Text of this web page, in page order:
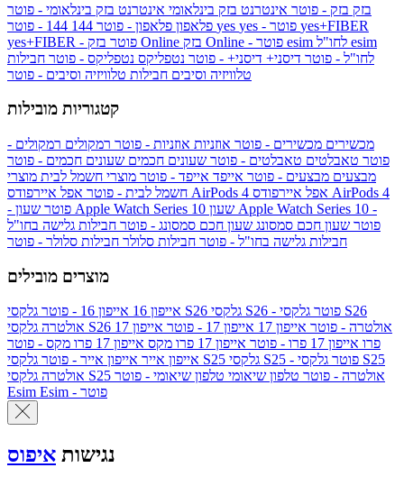
בזק בזק - פוטר אינטרנט בזק בינלאומי אינטרנט בזק בינלאומי - פוטר
פלאפון פלאפון - פוטר 144 yes
yes+FIBER
yes+FIBER - פוטר בזק Online
esim
לחו"ל - פוטר דיסני+ דיסני+ - פוטר נטפליקס נטפליקס - פוטר חבילות
טלוויזיה וסיבים חבילות טלוויזיה וסיבים - פוטר
קטגוריות מובילות
מכשירים מכשירים - פוטר אוזניות אוזניות - פוטר רמקולים רמקולים -
פוטר טאבלטים טאבלטים - פוטר שעונים חכמים שעונים חכמים - פוטר
מבצעים מבצעים - פוטר אייפד אייפד - פוטר מוצרי חשמל לבית מוצרי
חשמל לבית - פוטר אפל איירפודס AirPods 4 אפל איירפודס AirPods 4
- פוטר שעון Apple Watch Series 10 שעון Apple Watch Series 10 -
פוטר שעון חכם סמסונג שעון חכם סמסונג - פוטר חבילות גלישה בחו"ל
חבילות גלישה בחו"ל - פוטר חבילות סלולר חבילות סלולר - פוטר
מוצרים מובילים
אייפון 16 אייפון 16 - פוטר גלקסי S26 גלקסי S26 - פוטר גלקסי S26
אולטרה
גלקסי S26 אולטרה - פוטר אייפון 17 אייפון 17 - פוטר
אייפון 17
פרו אייפון 17 פרו - פוטר אייפון 17 פרו מקס
אייפון 17 פרו מקס - פוטר
אייפון אייר אייפון אייר - פוטר גלקסי S25 גלקסי S25 - פוטר גלקסי S25
אולטרה
גלקסי S25 אולטרה - פוטר טלפון שיאומי טלפון שיאומי - פוטר
Esim
Esim - פוטר
נגישות איפוס